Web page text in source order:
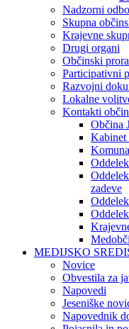
Nadzorni
Skupna
Krajevne
Drugi organi
Občinski
Participativni
Razvojni
Lokalne
Kontakti
Občina
Kabinet
zadeve
MEDIJSKO
Novice
Obvestila za
Napovedi
Jeseniške
Napovednik